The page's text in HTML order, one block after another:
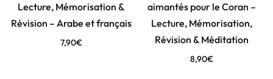
Lecture, Mémorisation &
Révision – Arabe et français
7,90€
aimantés pour le Coran –
Lecture, Mémorisation,
Révision & Méditation
8,90€